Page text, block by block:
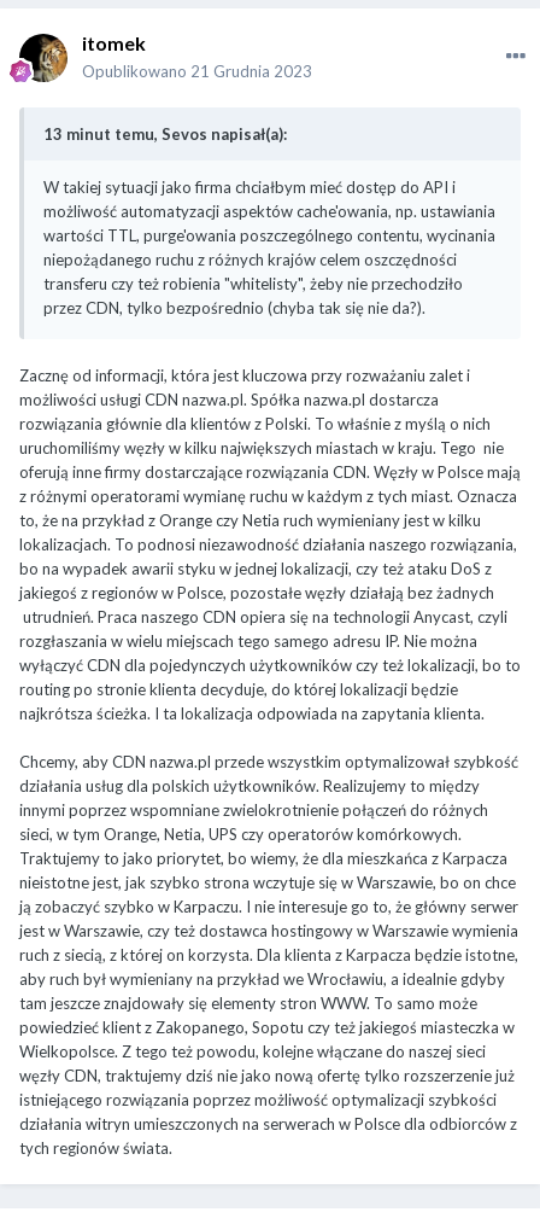
itomek
Opublikowano 21 Grudnia 2023
13 minut temu, Sevos napisał(a):
W takiej sytuacji jako firma chciałbym mieć dostęp do API i
możliwość automatyzacji aspektów cache'owania, np. ustawiania
wartości TTL, purge'owania poszczególnego contentu, wycinania
niepożądanego ruchu z różnych krajów celem oszczędności
transferu czy też robienia "whitelisty", żeby nie przechodziło
przez CDN, tylko bezpośrednio (chyba tak się nie da?).
Zacznę od informacji, która jest kluczowa przy rozważaniu zalet i
możliwości usługi CDN nazwa.pl. Spółka nazwa.pl dostarcza
rozwiązania głównie dla klientów z Polski. To właśnie z myślą o nich
uruchomiliśmy węzły w kilku największych miastach w kraju. Tego nie
oferują inne firmy dostarczające rozwiązania CDN. Węzły w Polsce mają
z różnymi operatorami wymianę ruchu w każdym z tych miast. Oznacza
to, że na przykład z Orange czy Netia ruch wymieniany jest w kilku
lokalizacjach. To podnosi niezawodność działania naszego rozwiązania,
bo na wypadek awarii styku w jednej lokalizacji, czy też ataku DoS z
jakiegoś z regionów w Polsce, pozostałe węzły działają bez żadnych
utrudnień. Praca naszego CDN opiera się na technologii Anycast, czyli
rozgłaszania w wielu miejscach tego samego adresu IP. Nie można
wyłączyć CDN dla pojedynczych użytkowników czy też lokalizacji, bo to
routing po stronie klienta decyduje, do której lokalizacji będzie
najkrótsza ścieżka. I ta lokalizacja odpowiada na zapytania klienta.
Chcemy, aby CDN nazwa.pl przede wszystkim optymalizował szybkość
działania usług dla polskich użytkowników. Realizujemy to między
innymi poprzez wspomniane zwielokrotnienie połączeń do różnych
sieci, w tym Orange, Netia, UPS czy operatorów komórkowych.
Traktujemy to jako priorytet, bo wiemy, że dla mieszkańca z Karpacza
nieistotne jest, jak szybko strona wczytuje się w Warszawie, bo on chce
ją zobaczyć szybko w Karpaczu. I nie interesuje go to, że główny serwer
jest w Warszawie, czy też dostawca hostingowy w Warszawie wymienia
ruch z siecią, z której on korzysta. Dla klienta z Karpacza będzie istotne,
aby ruch był wymieniany na przykład we Wrocławiu, a idealnie gdyby
tam jeszcze znajdowały się elementy stron WWW. To samo może
powiedzieć klient z Zakopanego, Sopotu czy też jakiegoś miasteczka w
Wielkopolsce. Z tego też powodu, kolejne włączane do naszej sieci
węzły CDN, traktujemy dziś nie jako nową ofertę tylko rozszerzenie już
istniejącego rozwiązania poprzez możliwość optymalizacji szybkości
działania witryn umieszczonych na serwerach w Polsce dla odbiorców z
tych regionów świata.